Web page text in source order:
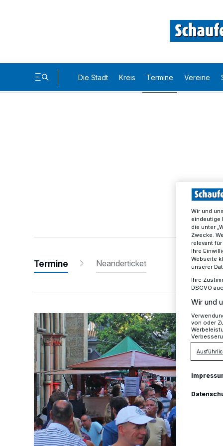
Die Stadt Kreis Termine Vereine
Termine Neanderticket
Bester Wein, beste Unterhaltung
Wir und
eindeutige
die unter
Zwecke.
relevant
Ihre
Webseite
unserer
Ihre
DSGVO
Wir und
von oder